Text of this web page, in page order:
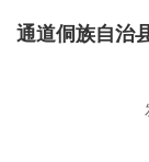
通道侗族自治